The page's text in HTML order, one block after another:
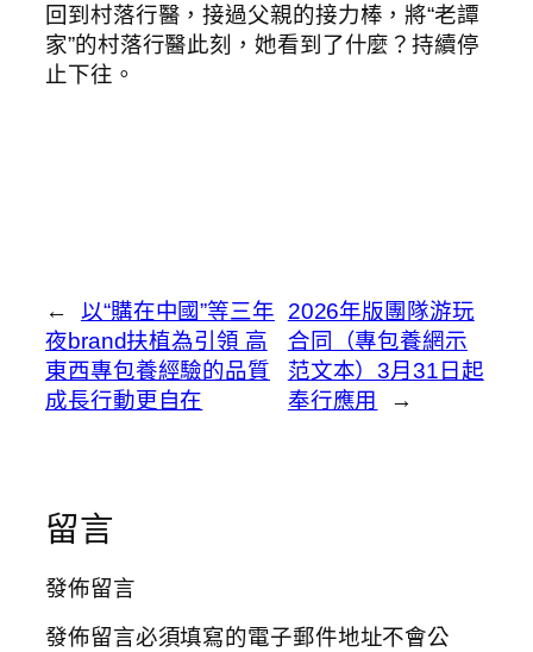
回到村落行醫，接過父親的接力棒，將“老譚
家”的村落行醫此刻，她看到了什麼？持續停
止下往。
←
以“購在中國”等三年
夜brand扶植為引領 高
東西專包養經驗的品質
成長行動更自在
2026年版團隊游玩
合同（專包養網示
范文本）3月31日起
奉行應用
→
留言
發佈留言
發佈留言必須填寫的電子郵件地址不會公